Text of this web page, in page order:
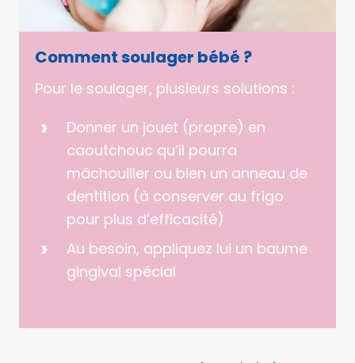
Comment soulager bébé ?
Pour le soulager, plusieurs solutions :
Donner un jouet (propre) en
caoutchouc qu’il pourra
mâchouiller ou bien un anneau de
dentition (à conserver au frigo
pour plus d’efficacité)
Au besoin, appliquez lui un baume
gingival spécial